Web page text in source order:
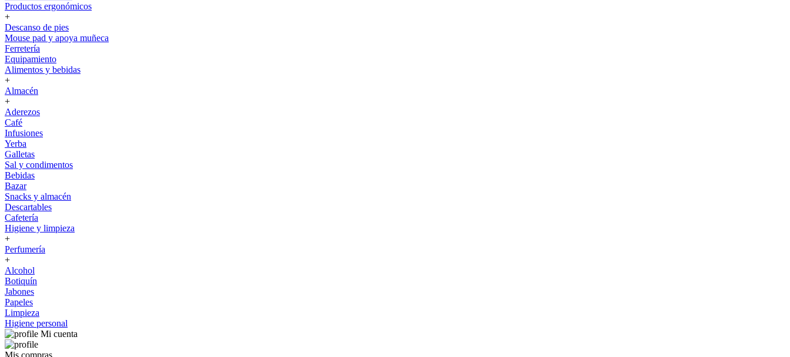
Productos ergonómicos
+
Descanso de pies
Mouse pad y apoya muñeca
Ferretería
Equipamiento
Alimentos y bebidas
+
Almacén
+
Aderezos
Café
Infusiones
Yerba
Galletas
Sal y condimentos
Bebidas
Bazar
Snacks y almacén
Descartables
Cafetería
Higiene y limpieza
+
Perfumería
+
Alcohol
Botiquín
Jabones
Papeles
Limpieza
Higiene personal
Mi cuenta
Mis compras